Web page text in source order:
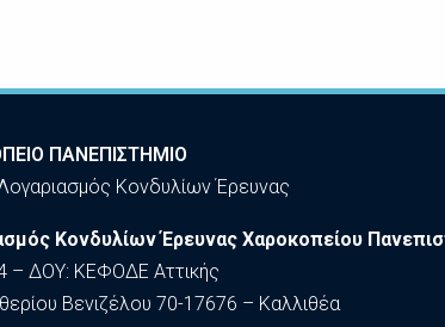
ΠΑΝΕΠΙΣΤΗΜΙΟ
Λογαριασμός Κονδυλίων Έρευνας
Κονδυλίων Έρευνας Χαροκοπείου
– ΔΟΥ: ΚΕΦΟΔΕ Αττικής
Βενιζέλου 70-17676 – Καλλιθέα